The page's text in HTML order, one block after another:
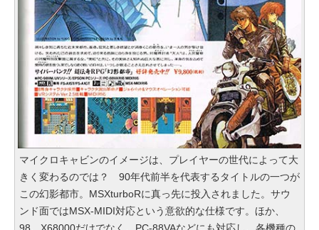
マイクロキャビンのイメージは、プレイヤーの世代によって大
きく変わるのでは？ 90年代前半を代表するタイトルの一つが
この幻影都市。MSXturboRに真っ先に投入されました。サウ
ンド面ではMSX-MIDI対応という意欲的な仕様です。ほか、